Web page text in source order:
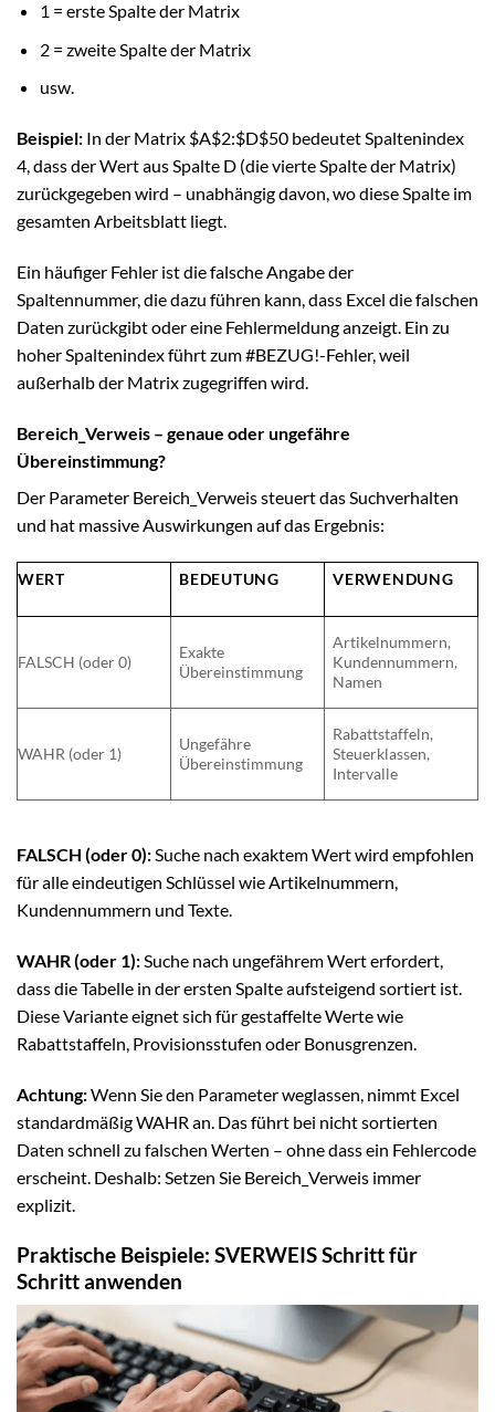
1 = erste Spalte der Matrix
2 = zweite Spalte der Matrix
usw.
Beispiel: In der Matrix $A$2:$D$50 bedeutet Spaltenindex
4, dass der Wert aus Spalte D (die vierte Spalte der Matrix)
zurückgegeben wird – unabhängig davon, wo diese Spalte im
gesamten Arbeitsblatt liegt.
Ein häufiger Fehler ist die falsche Angabe der
Spaltennummer, die dazu führen kann, dass Excel die falschen
Daten zurückgibt oder eine Fehlermeldung anzeigt. Ein zu
hoher Spaltenindex führt zum #BEZUG!-Fehler, weil
außerhalb der Matrix zugegriffen wird.
Bereich_Verweis – genaue oder ungefähre
Übereinstimmung?
Der Parameter Bereich_Verweis steuert das Suchverhalten
und hat massive Auswirkungen auf das Ergebnis:
WERT BEDEUTUNG VERWENDUNG
FALSCH (oder 0)
Exakte
Übereinstimmung
Artikelnummern,
Kundennummern,
Namen
WAHR (oder 1)
Ungefähre
Übereinstimmung
Rabattstaffeln,
Steuerklassen,
Intervalle
FALSCH (oder 0):Suche nach exaktem Wert wird empfohlen
für alle eindeutigen Schlüssel wie Artikelnummern,
Kundennummern und Texte.
WAHR (oder 1):Suche nach ungefährem Wert erfordert,
dass die Tabelle in der ersten Spalte aufsteigend sortiert ist.
Diese Variante eignet sich für gestaffelte Werte wie
Rabattstaffeln, Provisionsstufen oder Bonusgrenzen.
Achtung:Wenn Sie den Parameter weglassen, nimmt Excel
standardmäßig WAHR an. Das führt bei nicht sortierten
Daten schnell zu falschen Werten – ohne dass ein Fehlercode
erscheint. Deshalb: Setzen Sie Bereich_Verweis immer
explizit.
Praktische Beispiele: SVERWEIS Schritt für
Schritt anwenden